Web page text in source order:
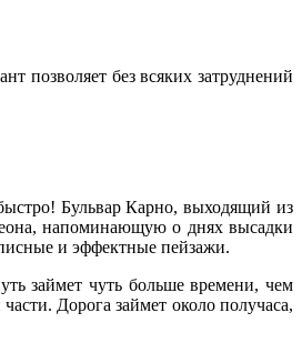
позволяет без всяких затруднений
Бульвар Карно, выходящий из
напоминающую о днях высадки
и эффектные пейзажи.
займет чуть больше времени, чем
Дорога займет около получаса,